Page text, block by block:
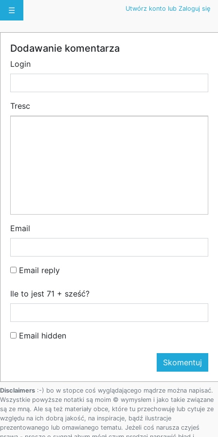
☰ Utwórz konto lub Zaloguj się
Dodawanie komentarza
Login
Tresc
Email
Email reply
Ile to jest 71 + sześć?
Email hidden
Disclaimers :-) bo w stopce coś wyglądającego mądrze można napisać.
Wszystkie powyższe notatki są moim © wymysłem i jako takie związane
są ze mną. Ale są też materiały obce, które tu przechowuję lub cytuje ze
względu na ich dobrą jakość, na inspiracje, bądź ilustracje
prezentowanego lub omawianego tematu. Jeżeli coś narusza czyjeś